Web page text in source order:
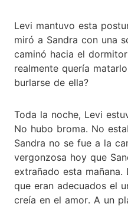
Levi mantuvo esta
miró a Sandra con una
caminó hacia el
realmente quería
burlarse de ella?
Toda la noche, Levi
No hubo broma. No
Sandra no se fue a la
vergonzosa hoy que
extrañado esta mañana.
que eran adecuados el
creía en el amor. A un